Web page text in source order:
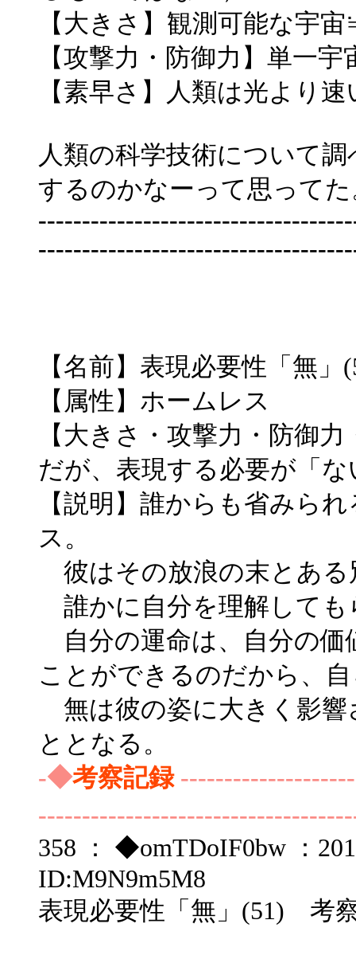
【大きさ】観測可能な宇
【攻撃力・防御力】単一
【素早さ】人類は光より
人類の科学技術について
するのかなーって思って
【名前】表現必要性「無」
【属性】ホームレス
【大きさ・攻撃力・防御
だが、表現する必要が「な
【説明】誰からも省みら
ス。
彼はその放浪の末とある
誰かに自分を理解しても
自分の運命は、自分の価
ことができるのだから、
無は彼の姿に大きく影響
ととなる。
-◆考察記録
358 ： ◆omTDoIF0bw ：
ID:M9N9m5M8
表現必要性「無」(51) 考